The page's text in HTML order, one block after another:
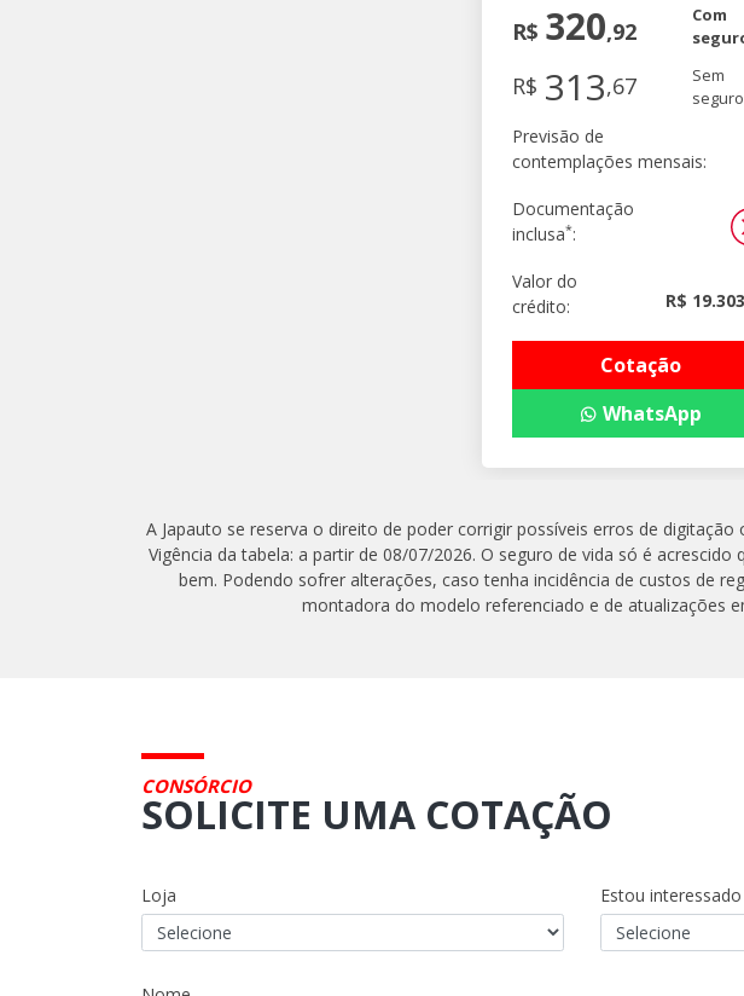
R$ 320,92
Com
R$ 313,67
Sem
seguro
Previsão de
contemplações mensais:
Documentação
inclusa*:
Valor do
crédito:
R$
Cotação
WhatsApp
A Japauto se reserva o direito de poder corrigir possíveis erros de
Vigência da tabela: a partir de 08/07/2026. O seguro de vida só é
bem. Podendo sofrer alterações, caso tenha incidência de custos de
montadora do modelo referenciado e de atualizações
CONSÓRCIO
SOLICITE UMA COTAÇÃO
Loja Estou